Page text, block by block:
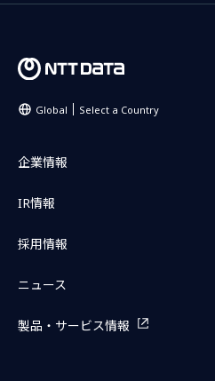
Global Select a Country
企業情報
IR情報
採用情報
ニュース
製品・サービス情報